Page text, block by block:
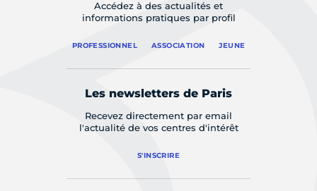
Accédez à des actualités et
informations pratiques par profil
PROFESSIONNEL ASSOCIATION JEUNE
Les newsletters de Paris
Recevez directement par email
l'actualité de vos centres d'intérêt
S'INSCRIRE